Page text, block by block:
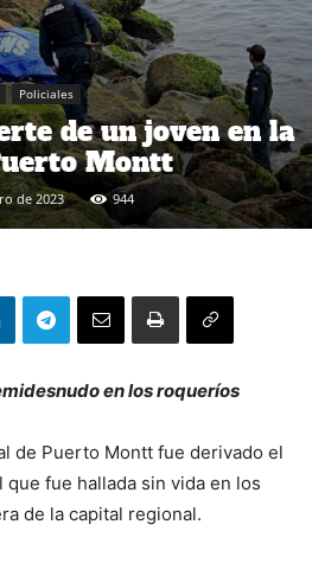
Policiales
de un joven en la
Montt
de 2023 944
en los roqueríos
de Puerto Montt fue derivado el
fue hallada sin vida en los
de la capital regional.